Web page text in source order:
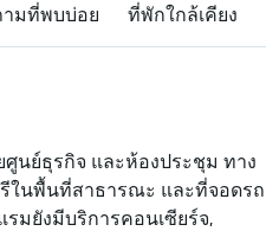
ามที่พบบ่อย ที่พักใกล้เคียง
นย์ธุรกิจ และห้องประชุม ทาง
ในพื้นที่สาธารณะ และที่จอดรถ
มยังมีบริการคอนเซียร์จ,